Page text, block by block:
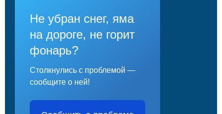
Не убран снег, яма
на дороге, не горит
фонарь?
Столкнулись с проблемой —
сообщите о ней!